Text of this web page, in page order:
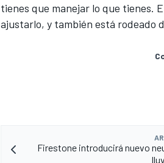
MÁS CATEGORÍAS
tienes que manejar lo que tienes.
ajustarlo, y también está rodeado
Firestone introducirá nuevo